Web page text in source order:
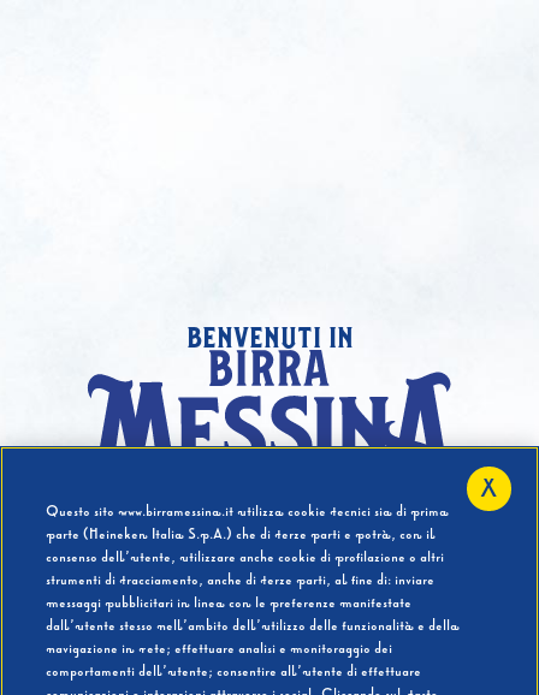
benvenuti in
Hai compiuto 18 Anni?
SI NO
Questo sito www.birramessina.it utilizza cookie tecnici sia di prima
parte (Heineken Italia S.p.A.) che di terze parti e potrà, con il
consenso dell’utente, utilizzare anche cookie di profilazione o altri
strumenti di tracciamento, anche di terze parti, al fine di: inviare
messaggi pubblicitari in linea con le preferenze manifestate
dall’utente stesso nell’ambito dell’utilizzo delle funzionalità e della
navigazione in rete; effettuare analisi e monitoraggio dei
comportamenti dell’utente; consentire all’utente di effettuare
X